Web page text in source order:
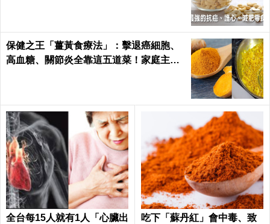
保健之王「薑黃食療法」：擊退癌細胞、
高血糖、關節炎全靠這五道菜！家庭主婦
全台每15人就有1人「心臟出
吃下「蘇丹紅」會中毒、致